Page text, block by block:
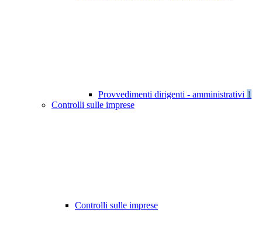
Provvedimenti dirigenti - amministrativi 1
Controlli sulle imprese
Controlli sulle imprese